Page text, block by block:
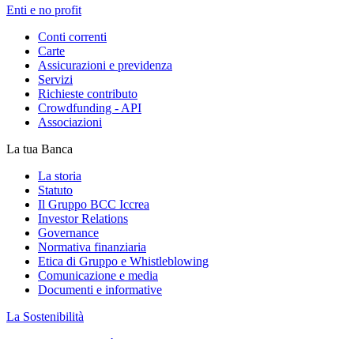
Enti e no profit
Conti correnti
Carte
Assicurazioni e previdenza
Servizi
Richieste contributo
Crowdfunding - API
Associazioni
La tua Banca
La storia
Statuto
Il Gruppo BCC Iccrea
Investor Relations
Governance
Normativa finanziaria
Etica di Gruppo e Whistleblowing
Comunicazione e media
Documenti e informative
La Sostenibilità